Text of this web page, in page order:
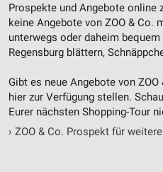
Prospekte und Angebote online
keine Angebote von ZOO & Co.
unterwegs oder daheim
Regensburg blättern,
Gibt es neue Angebote von
hier zur Verfügung stellen.
Eurer nächsten Shopping-Tour
› ZOO & Co. Prospekt für
Messung der Werbeleistung
Messung der Performance
Kombinationen von Daten aus
Quellen
Entwicklung und Verbesserung